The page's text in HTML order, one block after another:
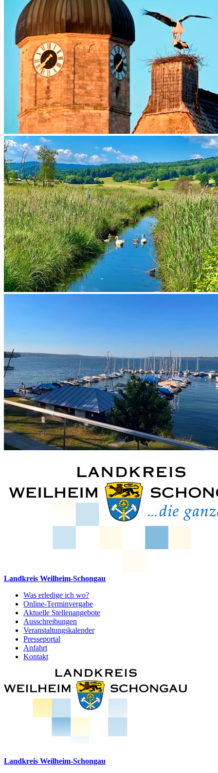
Landkreis Weilheim-Schongau
Was erledige ich wo?
Online-Terminvergabe
Aktuelle Stellenangebote
Ausschreibungen
Veranstaltungskalender
Presseportal
Anfahrt
Kontakt
Landkreis Weilheim-Schongau